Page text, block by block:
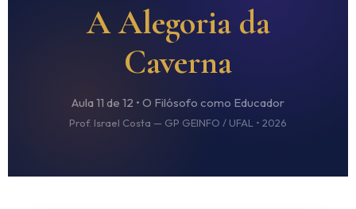
A Alegoria da
Caverna
Aula 11 de 12 • O Filósofo como Educador
Prof. Israel Costa — GP GEINFO / UFAL • 2026